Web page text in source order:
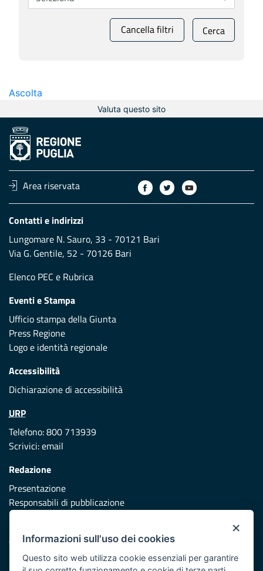
Cancella filtri Cerca
Ascolta
Valuta questo sito
Area riservata
Contatti e indirizzi
Lungomare N. Sauro, 33 - 70121 Bari
Via G. Gentile, 52 - 70126 Bari
Elenco PEC e Rubrica
Eventi e Stampa
Ufficio stampa della Giunta
Press Regione
Logo e identità regionale
Accessibilità
Dichiarazione di accessibilità
URP
Telefono: 800 713939
Scrivici:email
Redazione
Presentazione
Responsabili di pubblicazione
Vai al sito di Protezione Civile Puglia
Iniziativa finanziata con risorse del POR Puglia 2014/2020 -
×
Informazioni sull'uso dei cookies
Questo sito web utilizza cookie essenziali per garantire